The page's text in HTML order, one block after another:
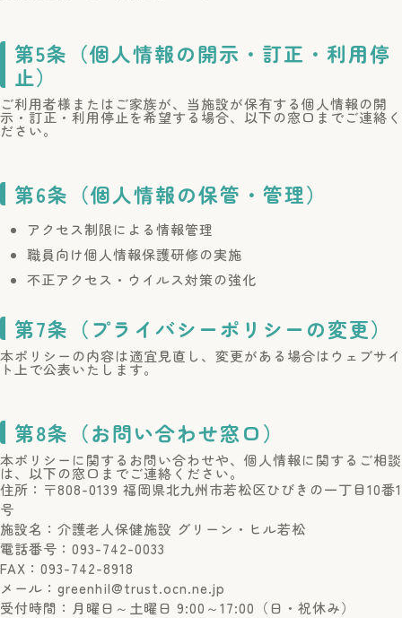
第5条（個人情報の開示・訂正・利用停
止）
ご利用者様またはご家族が、当施設が保有する個人情報の開
示・訂正・利用停止を希望する場合、以下の窓口までご連絡く
ださい。
第6条（個人情報の保管・管理）
アクセス制限による情報管理
職員向け個人情報保護研修の実施
不正アクセス・ウイルス対策の強化
第7条（プライバシーポリシーの変更）
本ポリシーの内容は適宜見直し、変更がある場合はウェブサイ
ト上で公表いたします。
第8条（お問い合わせ窓口）
本ポリシーに関するお問い合わせや、個人情報に関するご相談
は、以下の窓口までご連絡ください。
住所：〒808-0139 福岡県北九州市若松区ひびきの一丁目10番1
号
施設名：介護老人保健施設 グリーン・ヒル若松
電話番号：093-742-0033
FAX：093-742-8918
メール：greenhil@trust.ocn.ne.jp
受付時間：月曜日～土曜日 9:00～17:00（日・祝休み）